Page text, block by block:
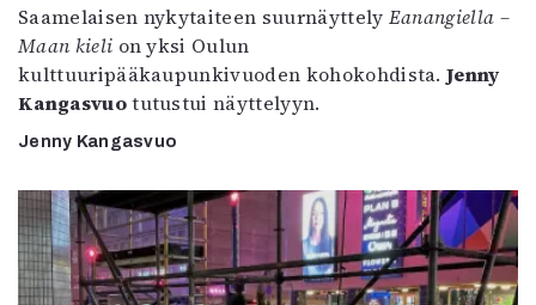
Saamelaisen nykytaiteen suurnäyttely Eanangiella –
Maan kieli on yksi Oulun
kulttuuripääkaupunkivuoden kohokohdista.Jenny
Kangasvuotutustui näyttelyyn.
Jenny Kangasvuo